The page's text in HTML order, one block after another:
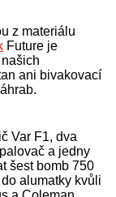
z materiálu
Future je
ani bivakovací
Var F1, dva
a jedny
šest bomb 750
alumatky kvůli